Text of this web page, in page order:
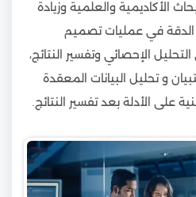
الأكاديمية والعلمية وزيادة
الدقة في عمليات تصميم
التحليل الإحصائي وتفسير النتائج،
و تحليل البيانات المعقدة
على الأدلة بعد تفسير النتائج.